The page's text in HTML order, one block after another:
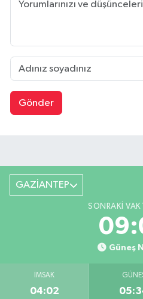
Gönder
GAZİANTEP
SONRAKI
Güneş
İMSAK
04:02